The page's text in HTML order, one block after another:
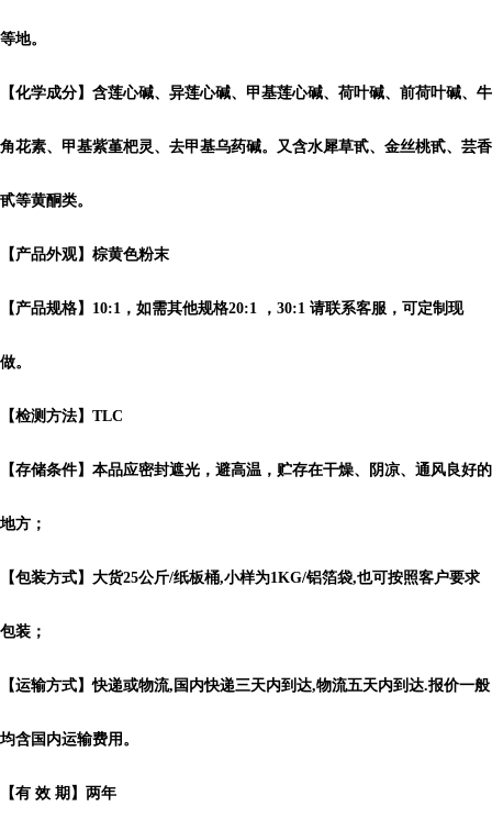
等地。
【化学成分】含莲心碱、异莲心碱、甲基莲心碱、荷叶碱、前荷叶碱、牛
角花素、甲基紫堇杷灵、去甲基乌药碱。又含水犀草甙、金丝桃甙、芸香
甙等黄酮类。
【产品外观】棕黄色粉末
【产品规格】10:1，如需其他规格20:1 ，30:1 请联系客服，可定制现
做。
【检测方法】TLC
【存储条件】本品应密封遮光，避高温，贮存在干燥、阴凉、通风良好的
地方；
【包装方式】大货25公斤/纸板桶,小样为1KG/铝箔袋,也可按照客户要求
包装；
【运输方式】快递或物流,国内快递三天内到达,物流五天内到达.报价一般
均含国内运输费用。
【有 效 期】两年